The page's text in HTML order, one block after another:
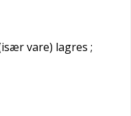
vare) lagres ;